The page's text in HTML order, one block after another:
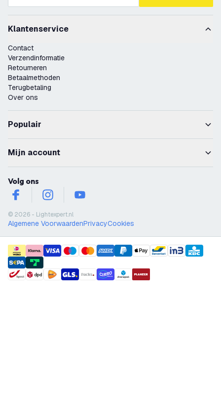
Klantenservice
Contact
Verzendinformatie
Retourneren
Betaalmethoden
Terugbetaling
Over ons
Populair
Mijn account
Volg ons
facebookinstagramyoutube
© 2026 - Lightexpert.nl
Algemene VoorwaardenPrivacyCookies
payment methods
shipment methods